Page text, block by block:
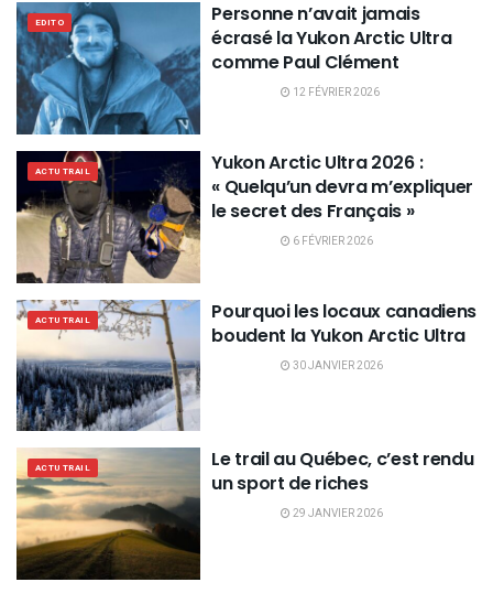
EDITO
Personne n’avait jamais
écrasé la Yukon Arctic Ultra
comme Paul Clément
12 FÉVRIER 2026
ACTU TRAIL
Yukon Arctic Ultra 2026 :
« Quelqu’un devra m’expliquer
le secret des Français »
6 FÉVRIER 2026
ACTU TRAIL
Pourquoi les locaux canadiens
boudent la Yukon Arctic Ultra
30 JANVIER 2026
ACTU TRAIL
Le trail au Québec, c’est rendu
un sport de riches
29 JANVIER 2026